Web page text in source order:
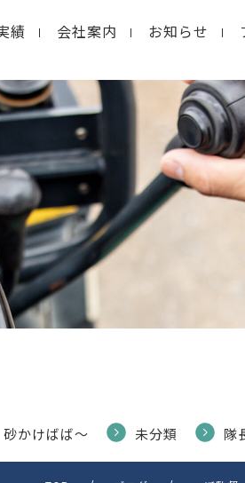
績 会社案内 お知らせ
wp-
砂かけばば〜 未分類 隊